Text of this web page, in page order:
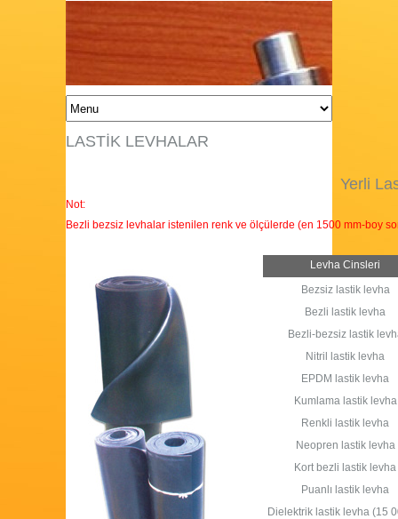
LASTİK LEVHALAR
Yerli
Not:
Bezli bezsiz levhalar istenilen renk ve ölçülerde (en 1500 mm-boy
Levha Cinsleri
Bezsiz lastik levha
Bezli lastik levha
Bezli-bezsiz lastik
Nitril lastik levha
EPDM lastik levha
Kumlama lastik levha
Renkli lastik levha
Neopren lastik levha
Kort bezli lastik levha
Puanlı lastik levha
Dielektrik lastik levha (15